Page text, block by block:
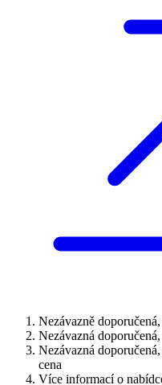
Nezávazně
Nezávazná
Nezávazná
cena
Více informací o